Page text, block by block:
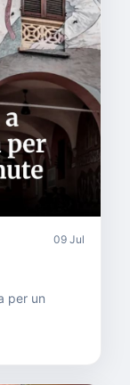
09 Jul
per un